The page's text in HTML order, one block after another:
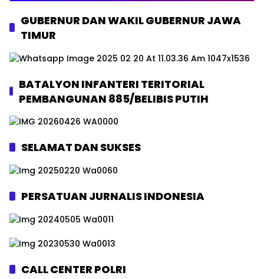
GUBERNUR DAN WAKIL GUBERNUR JAWA
TIMUR
BATALYON INFANTERI TERITORIAL
PEMBANGUNAN 885/BELIBIS PUTIH
SELAMAT DAN SUKSES
PERSATUAN JURNALIS INDONESIA
CALL CENTER POLRI